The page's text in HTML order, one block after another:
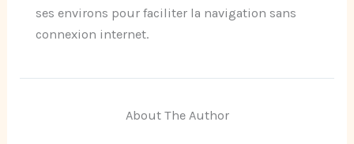
ses environs pour faciliter la navigation sans
connexion internet.
About The Author